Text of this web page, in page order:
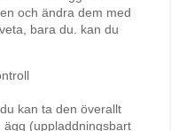
och ändra dem med
bara du. kan du
kan ta den överallt
(uppladdningsbart